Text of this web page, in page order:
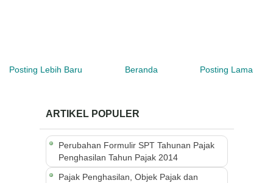
Posting Lebih Baru Posting Lama
Beranda
ARTIKEL POPULER
Perubahan Formulir SPT Tahunan Pajak
Penghasilan Tahun Pajak 2014
Pajak Penghasilan, Objek Pajak dan